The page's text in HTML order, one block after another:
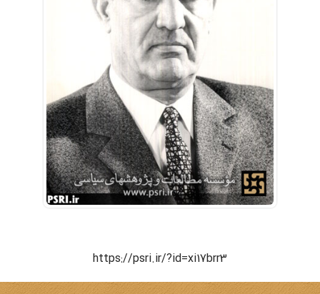
https://psri.ir/?id=xi17brr3